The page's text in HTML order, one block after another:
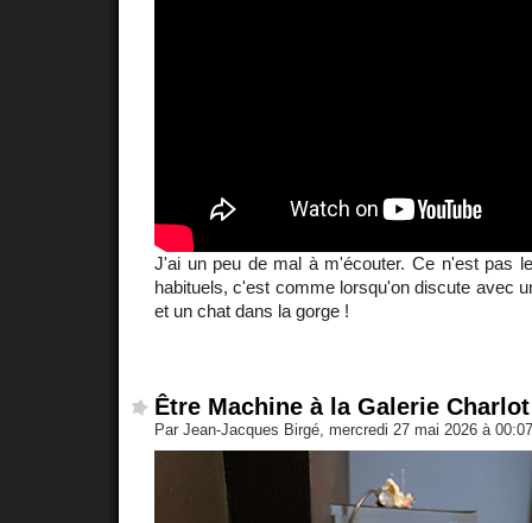
J'ai un peu de mal à m'écouter. Ce n'est pas
habituels, c'est comme lorsqu'on discute avec
et un chat dans la gorge !
Être Machine à la Galerie Charlot
Par Jean-Jacques Birgé, mercredi 27 mai 2026 à